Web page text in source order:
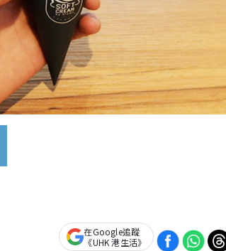
在Google追蹤
《UHK 港生活》